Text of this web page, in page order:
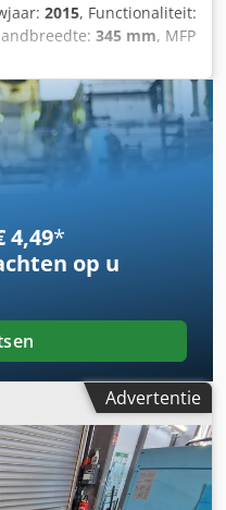
2015, Functionaliteit:
345 mm, MFP
503713 Type
Fabrikant: MFP
200 cm x
16 A
de ribben: 300 mm
4,49*
op u
Advertentie